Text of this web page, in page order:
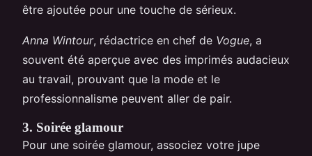
être ajoutée pour une touche de sérieux.
Anna Wintour, rédactrice en chef de Vogue, a
souvent été aperçue avec des imprimés audacieux
au travail, prouvant que la mode et le
professionnalisme peuvent aller de pair.
3. Soirée glamour
Pour une soirée glamour, associez votre jupe